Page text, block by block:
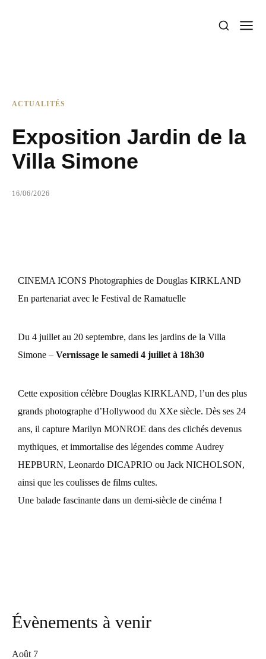
ACTUALITÉS
Exposition Jardin de la
Villa Simone
16/06/2026
CINEMA ICONS Photographies de Douglas KIRKLAND
En partenariat avec le Festival de Ramatuelle
Du 4 juillet au 20 septembre, dans les jardins de la Villa
Simone – Vernissage le samedi 4 juillet à 18h30
Cette exposition célèbre Douglas KIRKLAND, l’un des plus
grands photographe d’Hollywood du XXe siècle. Dès ses 24
ans, il capture Marilyn MONROE dans des clichés devenus
mythiques, et immortalise des légendes comme Audrey
HEPBURN, Leonardo DICAPRIO ou Jack NICHOLSON,
ainsi que les coulisses de films cultes.
Une balade fascinante dans un demi-siècle de cinéma !
Évènements à venir
Août 7